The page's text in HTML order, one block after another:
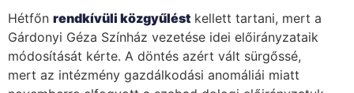
Hétfőn rendkívüli közgyűlést kellett tartani, mert a
Gárdonyi Géza Színház vezetése idei előirányzataik
módosítását kérte. A döntés azért vált sürgőssé,
mert az intézmény gazdálkodási anomáliái miatt